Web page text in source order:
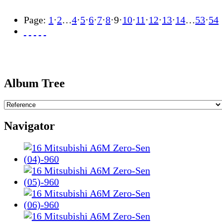
Page: 1 ·2…4·5·6·7·8·9·10·11 ·12·13·14…53·54
Album Tree
Navigator